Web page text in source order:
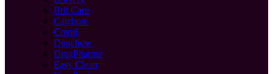
Brit Care
Catchow
Cremi
Dogchow
DragPharma
Easy Clean